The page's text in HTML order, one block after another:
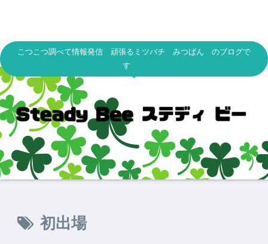
こつこつ調べて情報発信 頑張るミツバチ みつばん のブログで
す
初出場